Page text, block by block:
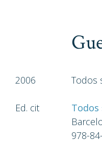
2006 Todos
Ed. cit
Todos
978-